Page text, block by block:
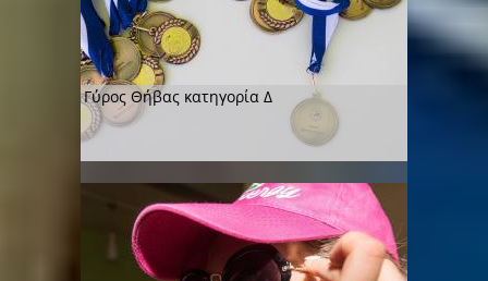
Γύρος Θήβας κατηγορία Δ